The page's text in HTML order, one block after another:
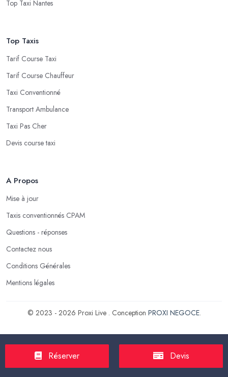
Top Taxi Nantes
Top Taxis
Tarif Course Taxi
Tarif Course Chauffeur
Taxi Conventionné
Transport Ambulance
Taxi Pas Cher
Devis course taxi
A Propos
Mise à jour
Taxis conventionnés CPAM
Questions - réponses
Contactez nous
Conditions Générales
Mentions légales
© 2023 - 2026 Proxi Live . Conception PROXI NEGOCE.
Réserver Devis